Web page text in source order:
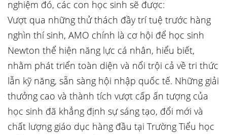
nghiệm đó, các con học sinh sẽ được:
Vượt qua những thử thách đầy trí tuệ trước hàng
nghìn thí sinh, AMO chính là cơ hội để học sinh
Newton thể hiện năng lực cá nhân, hiểu biết,
nhằm phát triển toàn diện và nổi trội cả về tri thức
lẫn kỹ năng, sẵn sàng hội nhập quốc tế. Những giải
thưởng cao và thành tích vượt cấp ấn tượng của
học sinh đã khẳng định sự sáng tạo, đổi mới và
chất lượng giáo dục hàng đầu tại Trường Tiểu học